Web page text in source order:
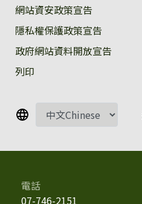
網站資安政策宣告
隱私權保護政策宣告
政府網站資料開放宣告
列印
電話
07-746-2151